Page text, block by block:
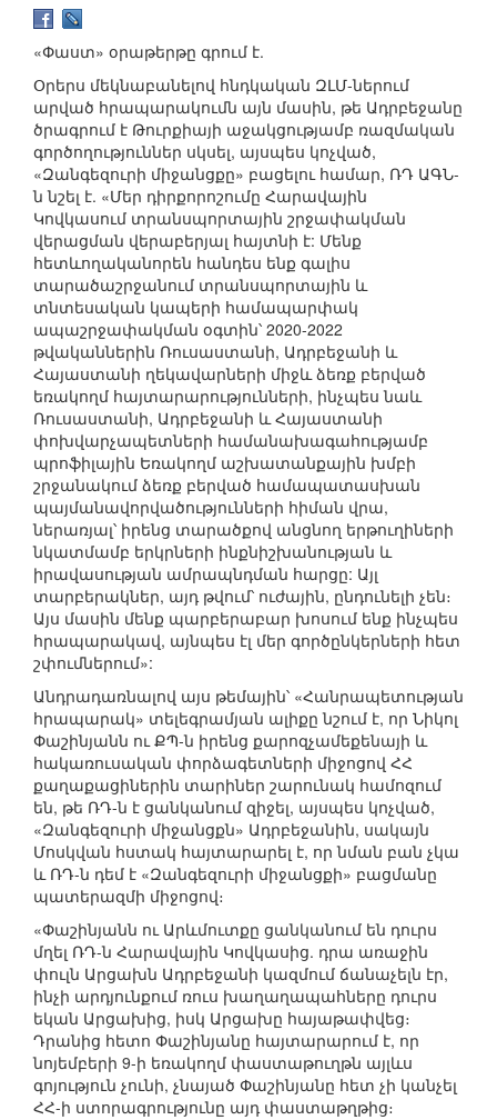
«Փաստ» օրաթերթը գրում է.
Օրերս մեկնաբանելով հնդկական ԶԼՄ-ներում
արված հրապարակումն այն մասին, թե Ադրբեջանը
ծրագրում է Թուրքիայի աջակցությամբ ռազմական
գործողություններ սկսել, այսպես կոչված,
«Զանգեզուրի միջանցքը» բացելու համար, ՌԴ ԱԳՆ-
ն նշել է. «Մեր դիրքորոշումը Հարավային
Կովկասում տրանսպորտային շրջափակման
վերացման վերաբերյալ հայտնի է: Մենք
հետևողականորեն հանդես ենք գալիս
տարածաշրջանում տրանսպորտային և
տնտեսական կապերի համապարփակ
ապաշրջափակման օգտին՝ 2020-2022
թվականներին Ռուսաստանի, Ադրբեջանի և
Հայաստանի ղեկավարների միջև ձեռք բերված
եռակողմ հայտարարությունների, ինչպես նաև
Ռուսաստանի, Ադրբեջանի և Հայաստանի
փոխվարչապետների համանախագահությամբ
պրոֆիլային Եռակողմ աշխատանքային խմբի
շրջանակում ձեռք բերված համապատասխան
պայմանավորվածությունների հիման վրա,
ներառյալ՝ իրենց տարածքով անցնող երթուղիների
նկատմամբ երկրների ինքնիշխանության և
իրավասության ամրապնդման հարցը: Այլ
տարբերակներ, այդ թվում՝ ուժային, ընդունելի չեն։
Այս մասին մենք պարբերաբար խոսում ենք ինչպես
հրապարակավ, այնպես էլ մեր գործընկերների հետ
շփումներում»:
Անդրադառնալով այս թեմային՝ «Հանրապետության
հրապարակ» տելեգրամյան ալիքը նշում է, որ Նիկոլ
Փաշինյանն ու ՔՊ-ն իրենց քարոզչամեքենայի և
հակառուսական փորձագետների միջոցով ՀՀ
քաղաքացիներին տարիներ շարունակ համոզում
են, թե ՌԴ-ն է ցանկանում զիջել, այսպես կոչված,
«Զանգեզուրի միջանցքն» Ադրբեջանին, սակայն
Մոսկվան հստակ հայտարարել է, որ նման բան չկա
և ՌԴ-ն դեմ է «Զանգեզուրի միջանցքի» բացմանը
պատերազմի միջոցով։
«Փաշինյանն ու Արևմուտքը ցանկանում են դուրս
մղել ՌԴ-ն Հարավային Կովկասից. դրա առաջին
փուլն Արցախն Ադրբեջանի կազմում ճանաչելն էր,
ինչի արդյունքում ռուս խաղաղապահները դուրս
եկան Արցախից, իսկ Արցախը հայաթափվեց։
Դրանից հետո Փաշինյանը հայտարարում է, որ
նոյեմբերի 9-ի եռակողմ փաստաթուղթն այլևս
գոյություն չունի, չնայած Փաշինյանը հետ չի կանչել
ՀՀ-ի ստորագրությունը այդ փաստաթղթից։